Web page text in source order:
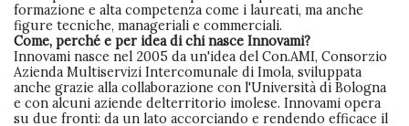
formazione e alta competenza come i laureati, ma anche
figure tecniche, manageriali e commerciali.
Come, perché e per idea di chi nasce Innovami?
Innovami nasce nel 2005 da un'idea del Con.AMI, Consorzio
Azienda Multiservizi Intercomunale di Imola, sviluppata
anche grazie alla collaborazione con l'Università di Bologna
e con alcuni aziende delterritorio imolese. Innovami opera
su due fronti: da un lato accorciando e rendendo efficace il